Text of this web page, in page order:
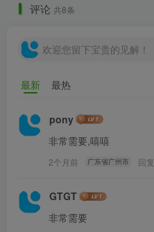
评论 共8条
欢迎您留下宝贵的见解！
最新 最热
pony
非常需要,嘻嘻
2个月前 广东省广州市 回复
GTGT
非常需要